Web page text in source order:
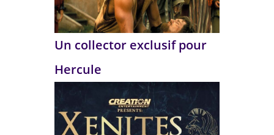
Un collector exclusif pour
Hercule